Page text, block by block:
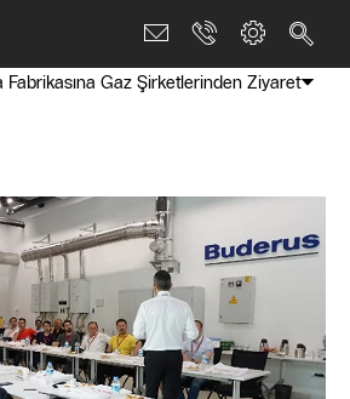
Gaz Şirketlerinden Ziyaret